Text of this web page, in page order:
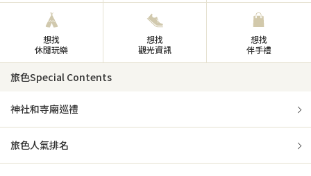
想找
休閒玩樂
想找
觀光資訊
想找
伴手禮
旅色Special Contents
神社和寺廟巡禮
旅色人氣排名